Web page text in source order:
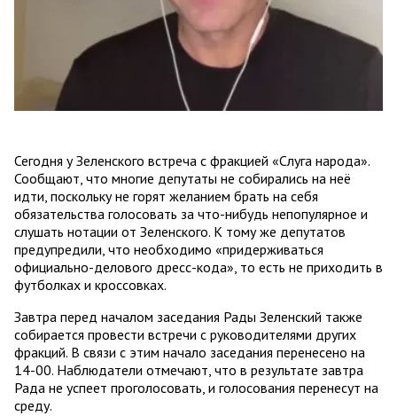
Сегодня у Зеленского встреча с фракцией «Слуга народа».
Сообщают, что многие депутаты не собирались на неё
идти, поскольку не горят желанием брать на себя
обязательства голосовать за что-нибудь непопулярное и
слушать нотации от Зеленского. К тому же депутатов
предупредили, что необходимо «придерживаться
официально-делового дресс-кода», то есть не приходить в
футболках и кроссовках.
Завтра перед началом заседания Рады Зеленский также
собирается провести встречи с руководителями других
фракций. В связи с этим начало заседания перенесено на
14-00. Наблюдатели отмечают, что в результате завтра
Рада не успеет проголосовать, и голосования перенесут на
среду.